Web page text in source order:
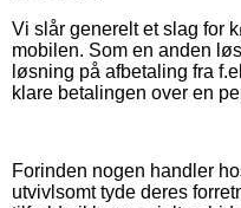
Vi slår generelt et slag for
mobilen. Som en anden
løsning på afbetaling fra
klare betalingen over en
Forinden nogen handler
utvivlsomt tyde deres